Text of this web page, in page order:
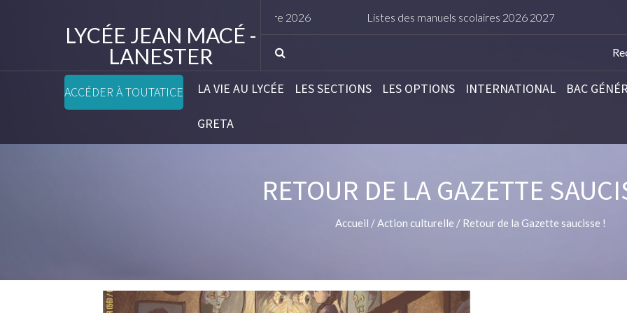
LYCÉE JEAN MACÉ -
LANESTER
Listes des manuels scolaires 2026 2027 TARIFS DE
ACCÉDER À TOUTATICE LA VIE AU LYCÉE LES SECTIONS LES OPTIONS INTERNATIONAL BAC
GRETA
RETOUR DE LA GAZETTE
Accueil /Action culturelle / Retour de la Gazette saucisse !